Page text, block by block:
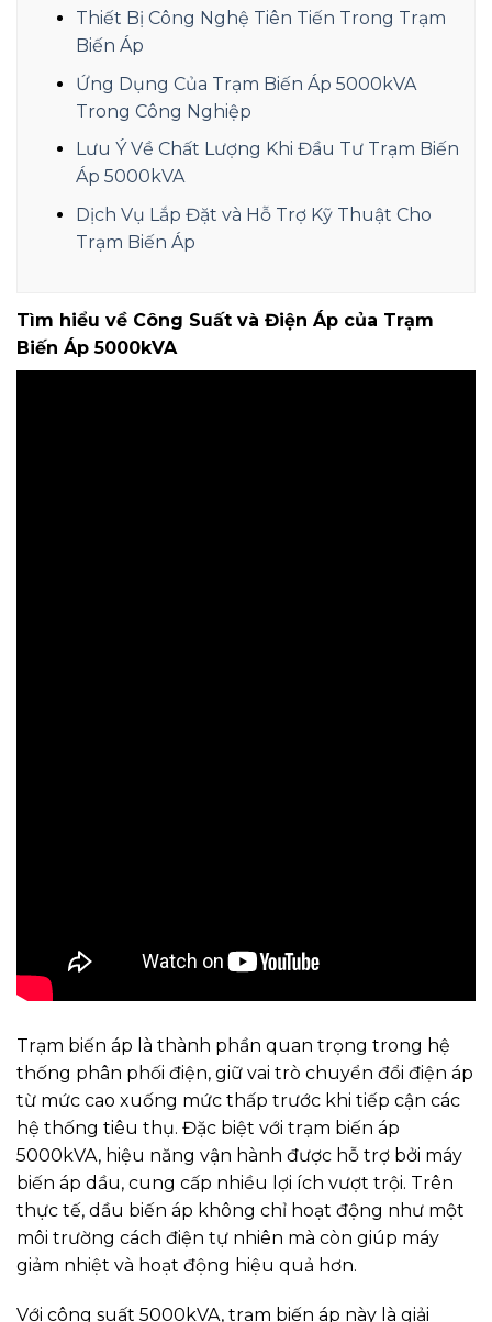
Thiết Bị Công Nghệ Tiên Tiến Trong Trạm
Biến Áp
Ứng Dụng Của Trạm Biến Áp 5000kVA
Trong Công Nghiệp
Lưu Ý Về Chất Lượng Khi Đầu Tư Trạm Biến
Áp 5000kVA
Dịch Vụ Lắp Đặt và Hỗ Trợ Kỹ Thuật Cho
Trạm Biến Áp
Tìm hiểu về Công Suất và Điện Áp của Trạm
Biến Áp 5000kVA
Trạm biến áp là thành phần quan trọng trong hệ
thống phân phối điện, giữ vai trò chuyển đổi điện áp
từ mức cao xuống mức thấp trước khi tiếp cận các
hệ thống tiêu thụ. Đặc biệt với trạm biến áp
5000kVA, hiệu năng vận hành được hỗ trợ bởi máy
biến áp dầu, cung cấp nhiều lợi ích vượt trội. Trên
thực tế, dầu biến áp không chỉ hoạt động như một
môi trường cách điện tự nhiên mà còn giúp máy
giảm nhiệt và hoạt động hiệu quả hơn.
Với công suất 5000kVA, trạm biến áp này là giải